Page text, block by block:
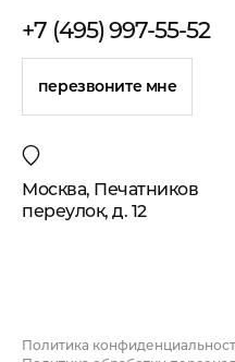
+7 (495) 997-55-52
перезвоните мне
Москва, Печатников
переулок, д. 12
Политика